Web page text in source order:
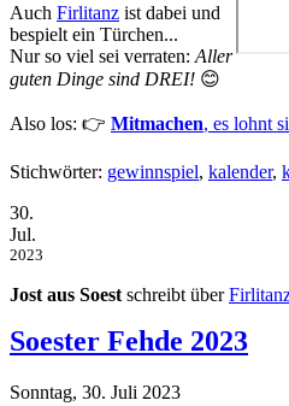
Auch Firlitanz ist dabei und
bespielt ein Türchen...
Nur so viel sei verraten: Aller
guten Dinge sind DREI! 😊
Also los: 👉 Mitmachen, es lohnt
Stichwörter: gewinnspiel, kalender,
30.
Jul.
2023
Jost aus Soest schreibt über
Soester Fehde 2023
Sonntag, 30. Juli 2023